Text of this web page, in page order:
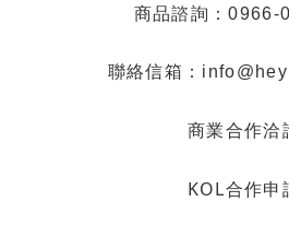
商品諮詢：0966-
聯絡信箱：
商業合作洽
KOL合作申